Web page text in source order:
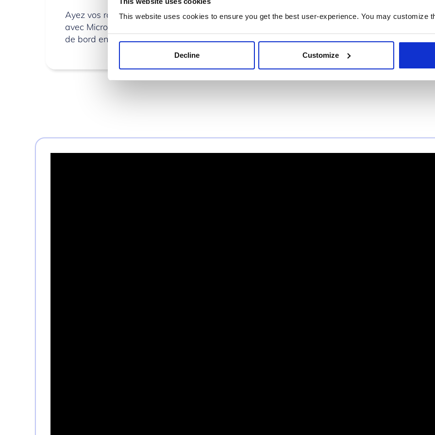
This website uses cookies to ensure you get the best user-experience. You may customize
Decline Customize
Ayez vos rapports interactifs à portée de main avec Microsoft Power BI Desktop et restez
avec Microsoft Power BI Mobile. La version mobile vous permet de consulter et d’afficher
de bord en temps réel sur l’appareil de votre choix